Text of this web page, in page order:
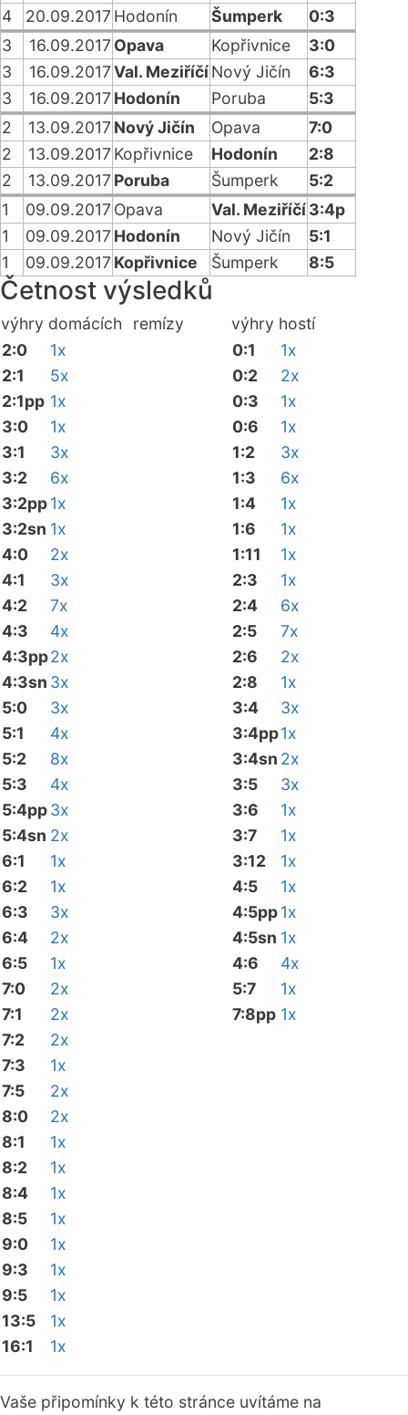
4
20.09.2017 Hodonín Šumperk
0:3
3
16.09.2017 Opava Kopřivnice
3:0
3
16.09.2017Val. MeziříčíNový Jičín
6:3
3
16.09.2017 Hodonín Poruba
5:3
2
13.09.2017 Nový Jičín Opava
7:0
2
13.09.2017 Kopřivnice Hodonín
2:8
2
13.09.2017 Poruba Šumperk
5:2
1
09.09.2017 Opava Val. Meziříčí3:4p
1
09.09.2017 Hodonín Nový Jičín
5:1
1
09.09.2017 Kopřivnice Šumperk 8:5
Četnost výsledků
výhry domácích remízy výhry hostí
2:0
1x
2:1
5x
2:1pp 1x
3:0
1x
3:1
3x
3:2
6x
3:2pp1x
3:2sn 1x
4:0
2x
4:1
3x
4:2
7x
4:3
4x
4:3pp2x
4:3sn 3x
5:0
3x
5:1
4x
5:2
8x
5:3
4x
5:4pp3x
5:4sn 2x
6:1
1x
6:2
1x
6:3
3x
6:4
2x
6:5
1x
7:0
2x
7:1
2x
7:2
2x
7:3
1x
7:5
2x
8:0
2x
8:1
1x
8:2
1x
8:4
1x
8:5
1x
9:0
1x
9:3
1x
9:5
1x
13:5
1x
16:1
1x
0:1
1x
0:2
2x
0:3
1x
0:6
1x
1:2
3x
1:3
6x
1:4
1x
1:6
1x
1:11
1x
2:3
1x
2:4
6x
2:5
7x
2:6
2x
2:8
1x
3:4
3x
3:4pp1x
3:4sn 2x
3:5
3x
3:6
1x
3:7
1x
3:12
1x
4:5
1x
4:5pp1x
4:5sn 1x
4:6
4x
5:7
1x
7:8pp 1x
Vaše připomínky k této stránce uvítáme na